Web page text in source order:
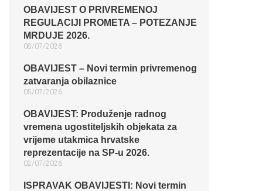
OBAVIJEST O PRIVREMENOJ
REGULACIJI PROMETA – POTEZANJE
MRDUJE 2026.
08/07/2026
OBAVIJEST – Novi termin privremenog
zatvaranja obilaznice​
05/07/2026
OBAVIJEST: Produženje radnog
vremena ugostiteljskih objekata za
vrijeme utakmica hrvatske
reprezentacije na SP-u 2026.
02/07/2026
ISPRAVAK OBAVIJESTI: Novi termin